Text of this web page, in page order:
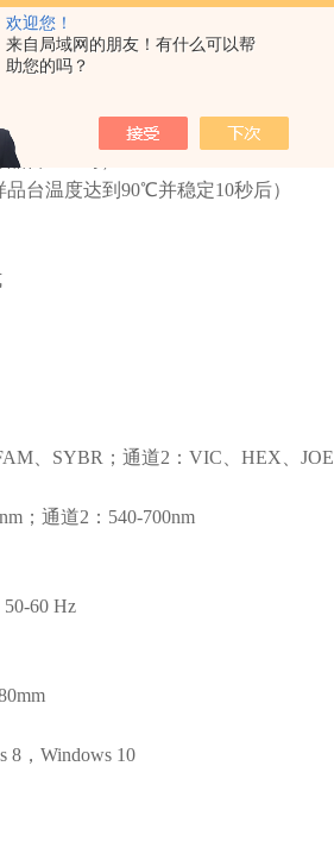
欢迎您！
来自局域网的朋友！有什么可以帮
助您的吗？
显示触控屏
台90℃时）
台温度达到90℃并稳定10秒后）
、SYBR；通道2：VIC、HEX、JOE
；通道2：540-700nm
60 Hz
8，Windows 10